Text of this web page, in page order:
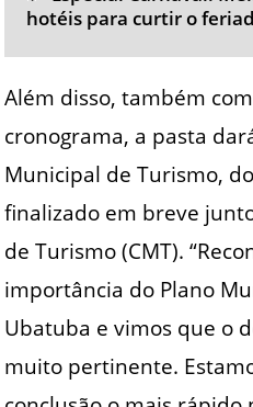
hotéis para curtir o
Além disso, também
cronograma, a pasta
Municipal de Turismo,
finalizado em breve
de Turismo (CMT).
importância do Plano
Ubatuba e vimos que o
muito pertinente.